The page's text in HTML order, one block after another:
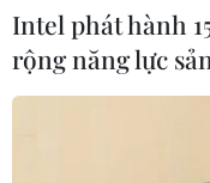
TIN LIÊN QUAN
Intel phát hành
rộng năng lực